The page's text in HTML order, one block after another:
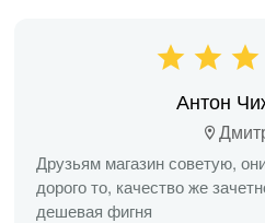
Антон
Друзьям магазин советую,
дорого то, качество же
дешевая фигня